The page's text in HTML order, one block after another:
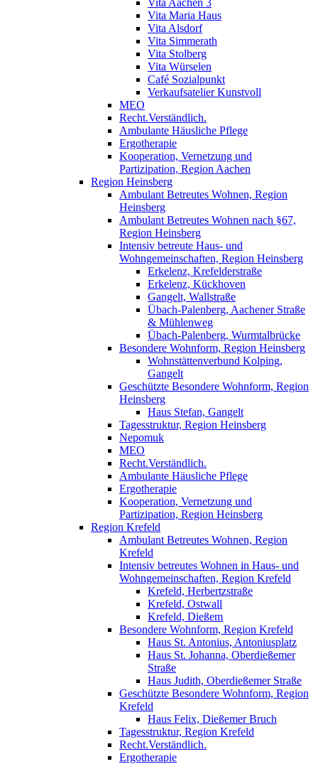
Vita Aachen 3
Vita Maria Haus
Vita Alsdorf
Vita Simmerath
Vita Stolberg
Vita Würselen
Café Sozialpunkt
Verkaufsatelier Kunstvoll
MEO
Recht.Verständlich.
Ambulante Häusliche Pflege
Ergotherapie
Kooperation, Vernetzung und
Partizipation, Region Aachen
Region Heinsberg
Ambulant Betreutes Wohnen, Region
Heinsberg
Ambulant Betreutes Wohnen nach §67,
Region Heinsberg
Intensiv betreute Haus- und
Wohngemeinschaften, Region Heinsberg
Erkelenz, Krefelderstraße
Erkelenz, Kückhoven
Gangelt, Wallstraße
Übach-Palenberg, Aachener Straße
& Mühlenweg
Übach-Palenberg, Wurmtalbrücke
Besondere Wohnform, Region Heinsberg
Wohnstättenverbund Kolping,
Gangelt
Geschützte Besondere Wohnform, Region
Heinsberg
Haus Stefan, Gangelt
Tagesstruktur, Region Heinsberg
Nepomuk
MEO
Recht.Verständlich.
Ambulante Häusliche Pflege
Ergotherapie
Kooperation, Vernetzung und
Partizipation, Region Heinsberg
Region Krefeld
Ambulant Betreutes Wohnen, Region
Krefeld
Intensiv betreutes Wohnen in Haus- und
Wohngemeinschaften, Region Krefeld
Krefeld, Herbertzstraße
Krefeld, Ostwall
Krefeld, Dießem
Besondere Wohnform, Region Krefeld
Haus St. Antonius, Antoniusplatz
Haus St. Johanna, Oberdießemer
Straße
Haus Judith, Oberdießemer Straße
Geschützte Besondere Wohnform, Region
Krefeld
Haus Felix, Dießemer Bruch
Tagesstruktur, Region Krefeld
Recht.Verständlich.
Ergotherapie